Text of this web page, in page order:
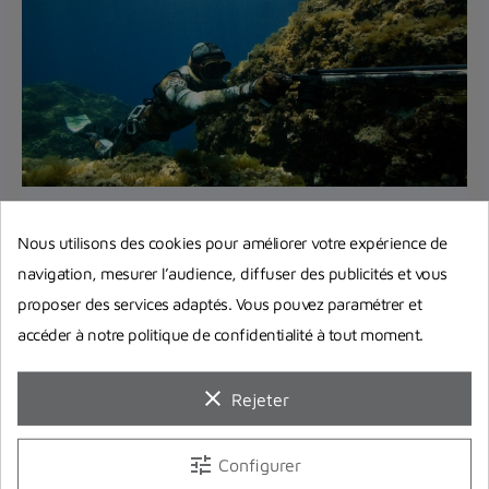
à tête ouverte
Vous souhaitez apprendre à monter vous-même
votre fusil harpon à tête ouverte ? On vous
explique précisément...
Nous utilisons des cookies pour améliorer votre expérience de
navigation, mesurer l’audience, diffuser des publicités et vous
proposer des services adaptés. Vous pouvez paramétrer et
accéder à notre politique de confidentialité à tout moment.
clear Rejeter
tune Configurer